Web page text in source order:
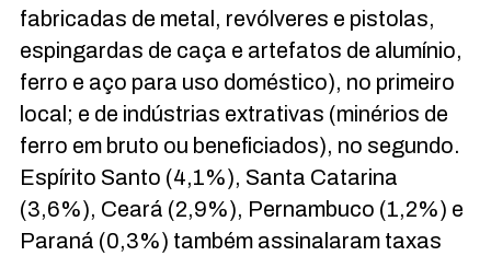
fabricadas de metal, revólveres e pistolas,
espingardas de caça e artefatos de alumínio,
ferro e aço para uso doméstico), no primeiro
local; e de indústrias extrativas (minérios de
ferro em bruto ou beneficiados), no segundo.
Espírito Santo (4,1%), Santa Catarina
(3,6%), Ceará (2,9%), Pernambuco (1,2%) e
Paraná (0,3%) também assinalaram taxas